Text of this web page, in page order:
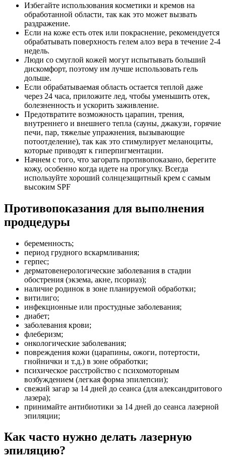
Избегайте использования косметики и кремов на
обработанной области, так как это может вызвать
раздражение.
Если на коже есть отек или покраснение, рекомендуется
обрабатывать поверхность гелем алоэ вера в течение 2-4
недель.
Люди со смуглой кожей могут испытывать больший
дискомфорт, поэтому им лучше использовать гель
дольше.
Если обрабатываемая область остается теплой даже
через 24 часа, приложите лед, чтобы уменьшить отек,
болезненность и ускорить заживление.
Предотвратите возможность царапин, трения,
внутреннего и внешнего тепла (сауны, джакузи, горячие
печи, пар, тяжелые упражнения, вызывающие
потоотделение), так как это стимулирует меланоциты,
которые приводят к гиперпигментации.
Начнем с того, что загорать противопоказано, берегите
кожу, особенно когда идете на прогулку. Всегда
используйте хороший солнцезащитный крем с самым
высоким SPF
Противопоказания для выполнения
продцедуры
беременность;
период грудного вскармливания;
герпес;
дерматовенерологические заболевания в стадии
обострения (экзема, акне, псориаз);
наличие родинок в зоне планируемой обработки;
витилиго;
инфекционные или простудные заболевания;
диабет;
заболевания крови;
флеберизм;
онкологические заболевания;
повреждения кожи (царапины, ожоги, потертости,
гнойнички и т.д.) в зоне обработки;
психическое расстройство с психомоторным
возбуждением (легкая форма эпилепсии);
свежий загар за 14 дней до сеанса (для александритового
лазера);
принимайте антибиотики за 14 дней до сеанса лазерной
эпиляции;
Как часто нужно делать лазерную
эпиляцию?